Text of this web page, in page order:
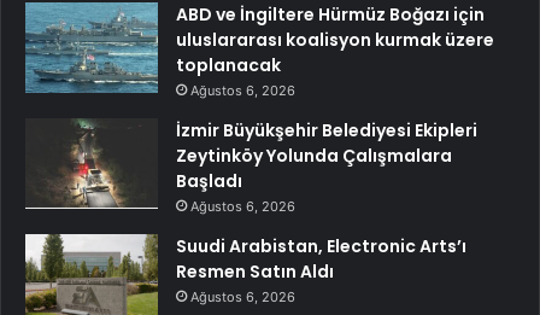
ABD ve İngiltere Hürmüz Boğazı için
uluslararası koalisyon kurmak üzere
toplanacak
Ağustos 6, 2026
İzmir Büyükşehir Belediyesi Ekipleri
Zeytinköy Yolunda Çalışmalara
Başladı
Ağustos 6, 2026
Suudi Arabistan, Electronic Arts’ı
Resmen Satın Aldı
Ağustos 6, 2026